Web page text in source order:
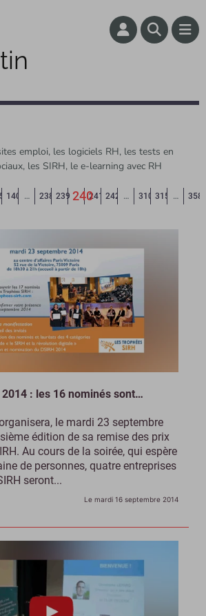
emploi, les logiciels RH, les tests en
les SIRH, le e-learning avec RH
140 … 238 239 240241 242 … 310 315 … 358
2014 : les 16 nominés sont…
le mardi 23 septembre
édition de sa remise des prix
Au cours de la soirée, qui espère
de personnes, quatre entreprises
seront...
Le mardi 16 septembre 2014